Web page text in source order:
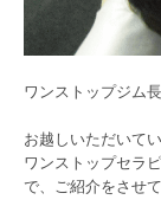
ワンストップジム
お越しいただいて
ワンストップセラ
で、ご紹介をさせ